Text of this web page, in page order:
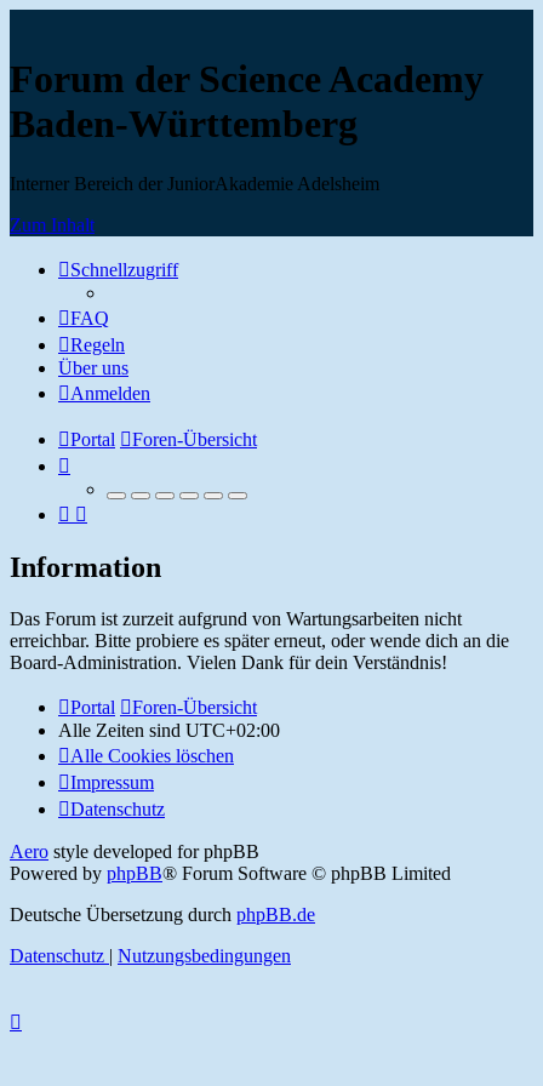
Forum der Science Academy
Baden-Württemberg
Interner Bereich der JuniorAkademie Adelsheim
Zum Inhalt
Schnellzugriff
FAQ
Regeln
Über uns
Anmelden
Portal Foren-Übersicht
Information
Das Forum ist zurzeit aufgrund von Wartungsarbeiten nicht
erreichbar. Bitte probiere es später erneut, oder wende dich an die
Board-Administration. Vielen Dank für dein Verständnis!
Portal
Foren-Übersicht
Alle Zeiten sind UTC+02:00
Alle Cookies löschen
Impressum
Datenschutz
Aero style developed for phpBB
Powered by phpBB® Forum Software © phpBB Limited
Deutsche Übersetzung durch phpBB.de
Datenschutz | Nutzungsbedingungen